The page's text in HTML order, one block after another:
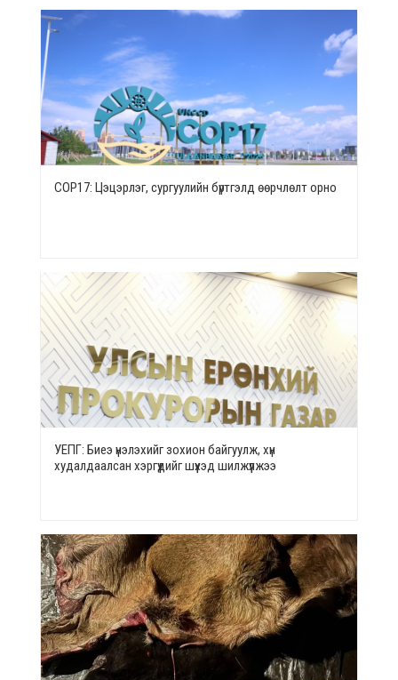
СОР17: Цэцэрлэг, сургуулийн бүртгэлд өөрчлөлт орно
УЕПГ: Биеэ үнэлэхийг зохион байгуулж, хүн
худалдаалсан хэргүүдийг шүүхэд шилжүүлжээ